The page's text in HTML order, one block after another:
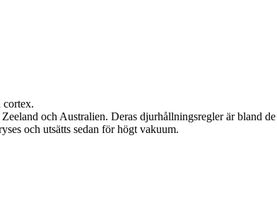
cortex.
och Australien. Deras djurhållningsregler är bland de
och utsätts sedan för högt vakuum.